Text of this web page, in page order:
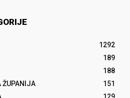
1292
189
188
ŽUPANIJA
151
129